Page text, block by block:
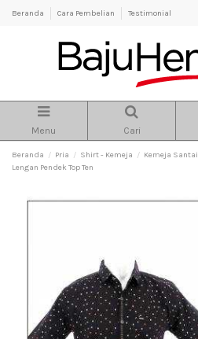
Beranda Cara Pembelian Testimonial
Menu Cari
Beranda Pria Shirt - Kemeja Kemeja Santai
Lengan Pendek Top Ten